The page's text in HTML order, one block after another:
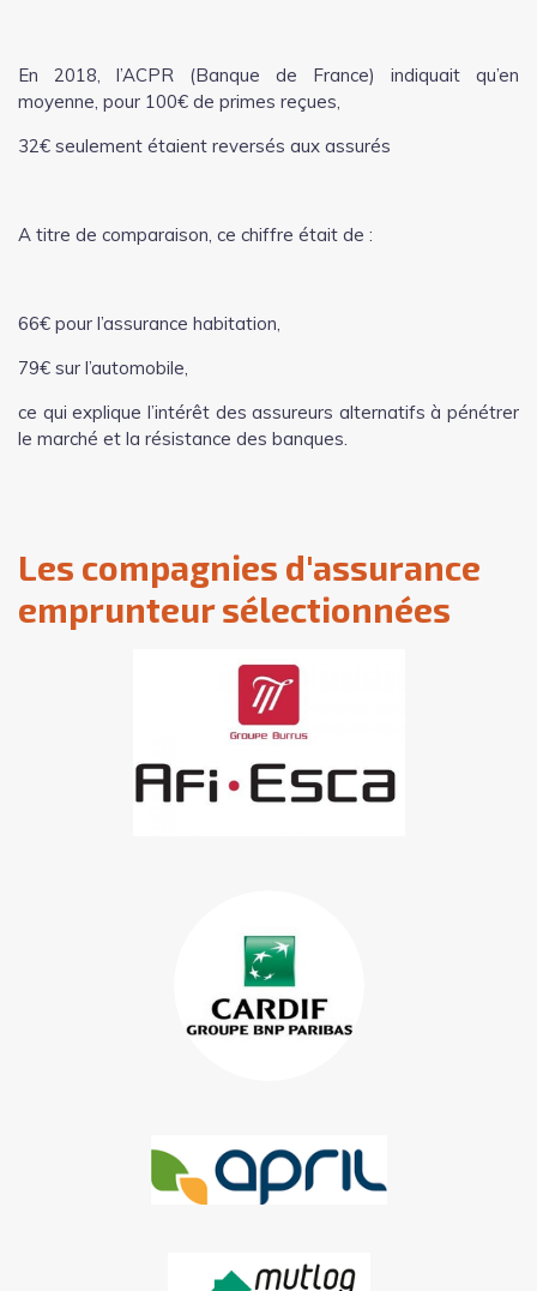
En 2018, l’ACPR (Banque de France) indiquait qu’en
moyenne, pour 100€ de primes reçues,
32€ seulement étaient reversés aux assurés
A titre de comparaison, ce chiffre était de :
66€ pour l’assurance habitation,
79€ sur l’automobile,
ce qui explique l’intérêt des assureurs alternatifs à pénétrer
le marché et la résistance des banques.
Les compagnies d'assurance
emprunteur sélectionnées